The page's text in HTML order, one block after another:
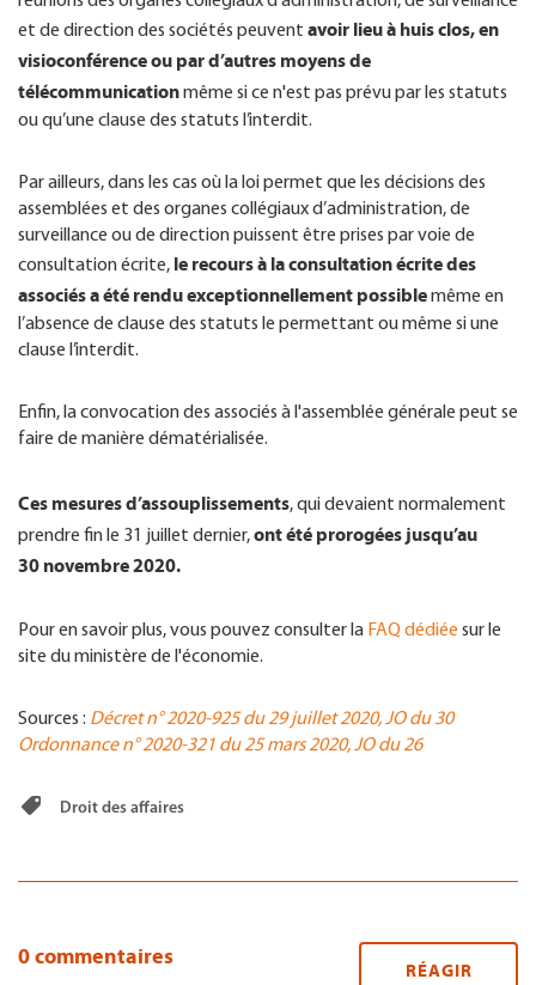
et de direction des sociétés peuvent avoir lieu à huis clos, en
visioconférence ou par d’autres moyens de
télécommunicationmême si ce n'est pas prévu par les statuts
ou qu’une clause des statuts l’interdit.
Par ailleurs, dans les cas où la loi permet que les décisions des
assemblées et des organes collégiaux d’administration, de
surveillance ou de direction puissent être prises par voie de
consultation écrite, le recours à la consultation écrite des
associés a été rendu exceptionnellement possiblemême en
l’absence de clause des statuts le permettant ou même si une
clause l’interdit.
Enfin, la convocation des associés à l'assemblée générale peut se
faire de manière dématérialisée.
Ces mesures d’assouplissements, qui devaient normalement
prendre fin le 31 juillet dernier,ont été prorogées jusqu’au
30 novembre 2020.
Pour en savoir plus, vous pouvez consulter la FAQ dédiée sur le
site du ministère de l'économie.
Sources : Décret n° 2020-925 du 29 juillet 2020, JO du 30
Ordonnance n° 2020-321 du 25 mars 2020, JO du 26
Droit des affaires
0 commentaires
RÉAGIR